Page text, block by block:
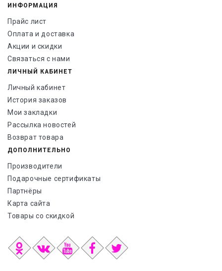
ИНФОРМАЦИЯ
Прайс лист
Оплата и доставка
Акции и скидки
Связаться с нами
ЛИЧНЫЙ КАБИНЕТ
Личный кабинет
История заказов
Мои закладки
Рассылка новостей
Возврат товара
ДОПОЛНИТЕЛЬНО
Производители
Подарочные сертификаты
Партнёры
Карта сайта
Товары со скидкой